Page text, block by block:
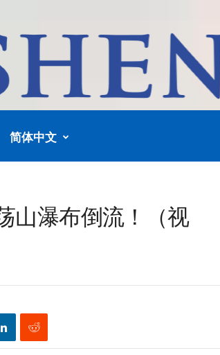
简体中文
山瀑布倒流！（视